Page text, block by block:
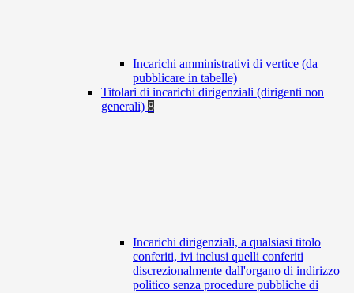
Incarichi amministrativi di vertice (da
pubblicare in tabelle)
Titolari di incarichi dirigenziali (dirigenti non
generali) 8
Incarichi dirigenziali, a qualsiasi titolo
conferiti, ivi inclusi quelli conferiti
discrezionalmente dall'organo di indirizzo
politico senza procedure pubbliche di